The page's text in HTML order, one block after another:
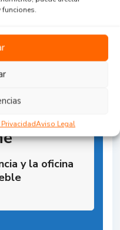
funciones.
Aviso Legal
y la oficina